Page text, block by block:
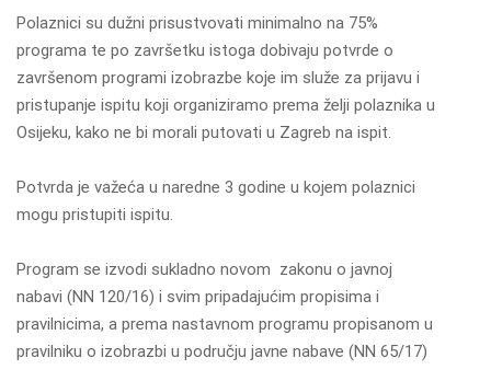
Polaznici su dužni prisustvovati minimalno na 75%
programa te po završetku istoga dobivaju potvrde o
završenom programi izobrazbe koje im služe za prijavu i
pristupanje ispitu koji organiziramo prema želji polaznika u
Osijeku, kako ne bi morali putovati u Zagreb na ispit.
Potvrda je važeća u naredne 3 godine u kojem polaznici
mogu pristupiti ispitu.
Program se izvodi sukladno novom zakonu o javnoj
nabavi (NN 120/16) i svim pripadajućim propisima i
pravilnicima, a prema nastavnom programu propisanom u
pravilniku o izobrazbi u području javne nabave (NN 65/17)